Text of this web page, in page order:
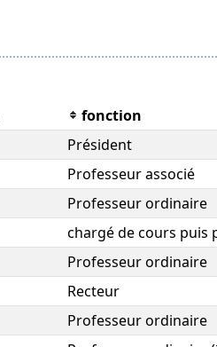
fonction
Président
Professeur associé
Professeur ordinaire
chargé de cours puis
Professeur ordinaire
Recteur
Professeur ordinaire